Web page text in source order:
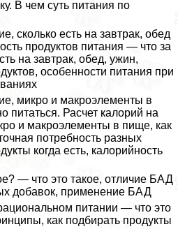
В чем суть питания по
сколько есть на завтpaк, обед
продуктов питания — что за
на завтpaк, обед, ужин,
особенности питания при
микро и макроэлементы в
питаться. Расчет калорий на
и макроэлементы в пище, как
потребность разных
когда есть, калорийность
— что это такое, отличие БАД
добавок, применение БАД
питании — что это
как подбирать продукты